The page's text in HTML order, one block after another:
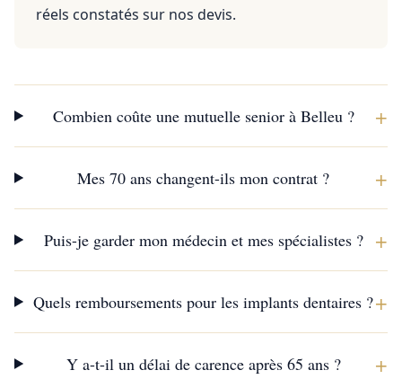
réels constatés sur nos devis.
Combien coûte une mutuelle senior à Belleu ? +
Mes 70 ans changent-ils mon contrat ? +
Puis-je garder mon médecin et mes spécialistes ? +
Quels remboursements pour les implants dentaires ?+
Y a-t-il un délai de carence après 65 ans ? +